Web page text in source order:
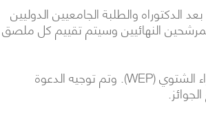
الدكتوراه والطلبة الجامعيين الدوليين
النهائيين وسيتم تقييم كل ملصق
سيتم الإعلان عن الفائز يوم 21 يناير 2015م أثناء برنامج الإثراء الشتوي (WEP). وتم توجيه الدعوة